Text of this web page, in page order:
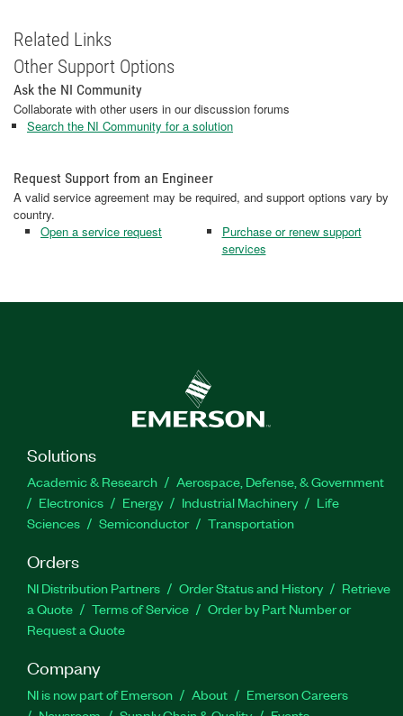
Related Links
Other Support Options
Ask the NI Community
Collaborate with other users in our discussion forums
Search the NI Community for a solution
Request Support from an Engineer
A valid service agreement may be required, and support options vary by
country.
Open a service request
Purchase or renew support
services
Solutions
Academic & Research
Aerospace, Defense, & Government
Electronics
Energy Industrial Machinery
Life
Sciences
Semiconductor Transportation
Orders
NI Distribution Partners Order Status and History
Retrieve
a Quote
Terms of Service
Order by Part Number or
Request a Quote
Company
NI is now part of Emerson About
Emerson Careers